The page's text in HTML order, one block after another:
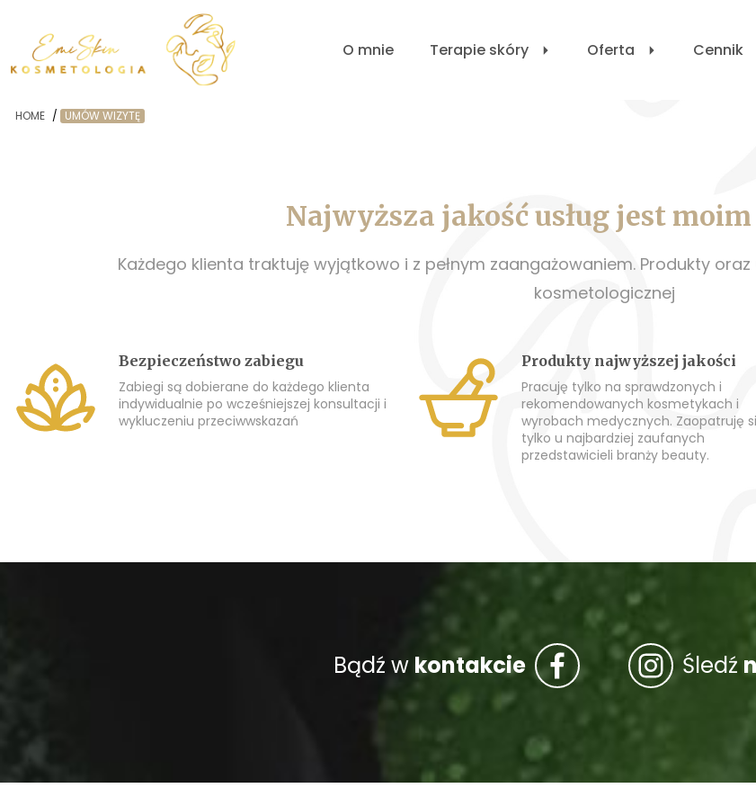
O mnie Terapie skóry Oferta Cennik
HOME / UMÓW WIZYTĘ
Najwyższa jakość usług jest
Każdego klienta traktuję wyjątkowo i z pełnym zaangażowaniem. Produkty
kosmetologicznej
Bezpieczeństwo zabiegu
Zabiegi są dobierane do każdego klienta
indywidualnie po wcześniejszej konsultacji i
wykluczeniu przeciwwskazań
Produkty najwyższej jakości
Pracuję tylko na sprawdzonych i
rekomendowanych kosmetykach i
wyrobach medycznych. Zaopatruję
tylko u najbardziej zaufanych
przedstawicieli branży beauty.
Bądź w kontakcie Śledź